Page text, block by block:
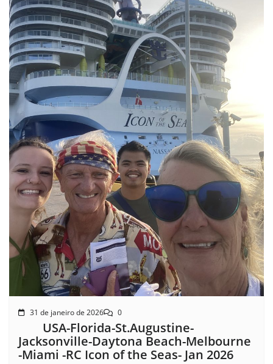
31 de janeiro de 2026 0
USA-Florida-St.Augustine-
Jacksonville-Daytona Beach-Melbourne
-Miami -RC Icon of the Seas- Jan 2026